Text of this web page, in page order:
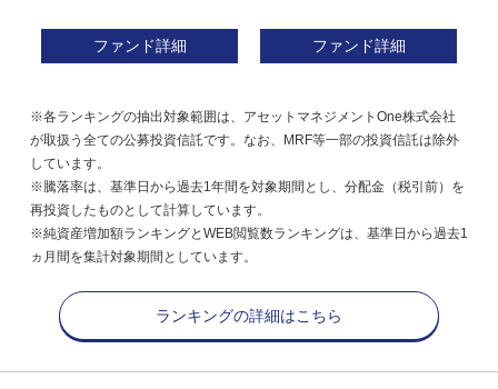
ファンド詳細 ファンド詳細
※各ランキングの抽出対象範囲は、アセットマネジメントOne株式会社
が取扱う全ての公募投資信託です。なお、MRF等一部の投資信託は除外
しています。
※騰落率は、基準日から過去1年間を対象期間とし、分配金（税引前）を
再投資したものとして計算しています。
※純資産増加額ランキングとWEB閲覧数ランキングは、基準日から過去1
ヵ月間を集計対象期間としています。
ランキングの詳細はこちら